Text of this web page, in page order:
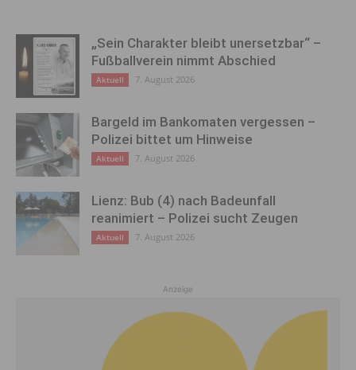
„Sein Charakter bleibt unersetzbar“ –
Fußballverein nimmt Abschied
Aktuell 7. August 2026
Bargeld im Bankomaten vergessen –
Polizei bittet um Hinweise
Aktuell 7. August 2026
Lienz: Bub (4) nach Badeunfall
reanimiert – Polizei sucht Zeugen
Aktuell 7. August 2026
Anzeige